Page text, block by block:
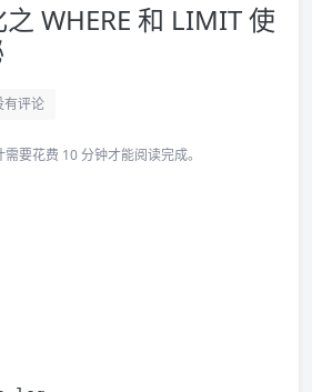
WHERE 和 LIMIT 使
有评论
要花费 10 分钟才能阅读完成。